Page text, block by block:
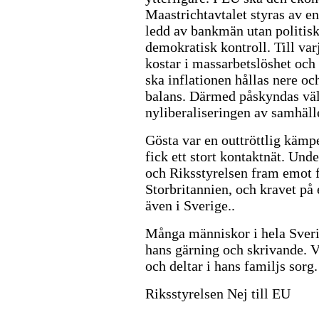
Maastrichtavtalet styras av
ledd av bankmän utan
demokratisk kontroll. Till
kostar i massarbetslöshet
ska inflationen hållas nere
balans. Därmed påskyndas
nyliberaliseringen av
Gösta var en outtröttlig
fick ett stort kontaktnät.
och Riksstyrelsen fram
Storbritannien, och kravet
även i Sverige..
Många människor i hela
hans gärning och skrivande.
och deltar i hans familjs sorg.
Riksstyrelsen Nej till EU